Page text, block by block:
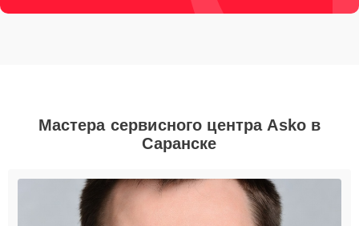
Мастера сервисного центра Asko в
Саранске